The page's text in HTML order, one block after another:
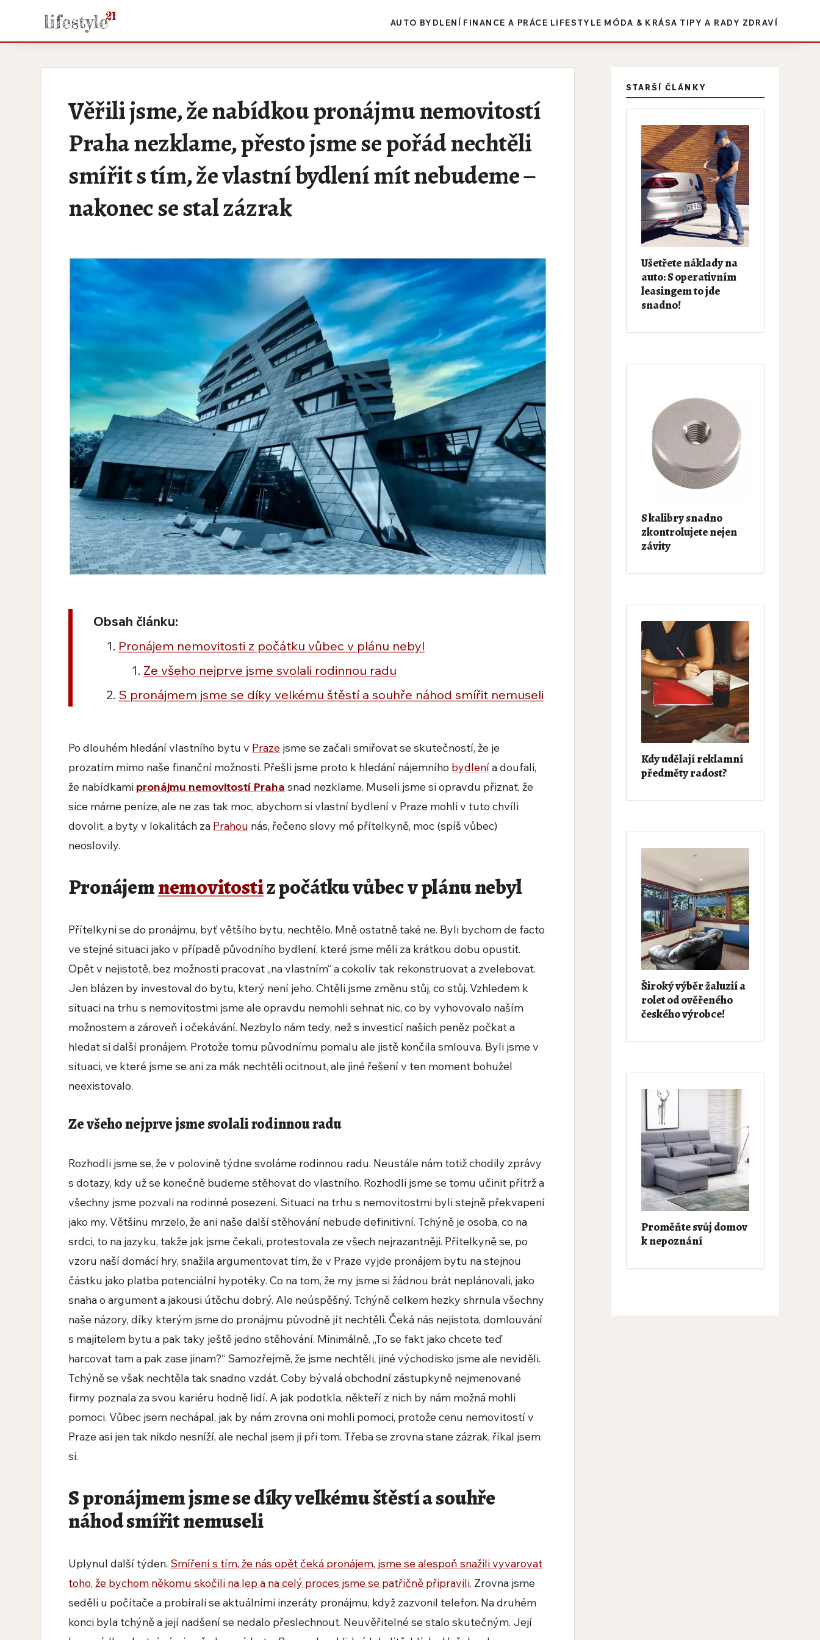
AUTO BYDLENÍ FINANCE A PRÁCE LIFESTYLE MÓDA & KRÁSA TIPY A RADY ZDRAVÍ
Věřili jsme, že nabídkou pronájmu nemovitostí
Praha nezklame, přesto jsme se pořád nechtěli
smířit s tím, že vlastní bydlení mít nebudeme –
nakonec se stal zázrak
Obsah článku:
Pronájem nemovitosti z počátku vůbec v plánu nebyl
Ze všeho nejprve jsme svolali rodinnou radu
S pronájmem jsme se díky velkému štěstí a souhře náhod smířit nemuseli
Po dlouhém hledání vlastního bytu v Praze jsme se začali smiřovat se skutečností, že je
prozatím mimo naše finanční možnosti. Přešli jsme proto k hledání nájemního bydlenía doufali,
že nabídkami pronájmu nemovitostí Praha snad nezklame. Museli jsme si opravdu přiznat, že
sice máme peníze, ale ne zas tak moc, abychom si vlastní bydlení v Praze mohli v tuto chvíli
dovolit, a byty v lokalitách za Prahou nás, řečeno slovy mé přítelkyně, moc (spíš vůbec)
neoslovily.
Pronájemnemovitostiz počátku vůbec v plánu nebyl
Přítelkyni se do pronájmu, byť většího bytu, nechtělo. Mně ostatně také ne. Byli bychom de facto
ve stejné situaci jako v případě původního bydlení, které jsme měli za krátkou dobu opustit.
Opět v nejistotě, bez možnosti pracovat „na vlastním“ a cokoliv tak rekonstruovat a zvelebovat.
Jen blázen by investoval do bytu, který není jeho. Chtěli jsme změnu stůj, co stůj. Vzhledem k
situaci na trhu s nemovitostmi jsme ale opravdu nemohli sehnat nic, co by vyhovovalo naším
možnostem a zároveň i očekávání. Nezbylo nám tedy, než s investicí našich peněz počkat a
hledat si další pronájem. Protože tomu původnímu pomalu ale jistě končila smlouva. Byli jsme v
situaci, ve které jsme se ani za mák nechtěli ocitnout, ale jiné řešení v ten moment bohužel
neexistovalo.
Ze všeho nejprve jsme svolali rodinnou radu
Rozhodli jsme se, že v polovině týdne svoláme rodinnou radu. Neustále nám totiž chodily zprávy
s dotazy, kdy už se konečně budeme stěhovat do vlastního. Rozhodli jsme se tomu učinit přítrž a
všechny jsme pozvali na rodinné posezení. Situací na trhu s nemovitostmi byli stejně překvapení
jako my. Většinu mrzelo, že ani naše další stěhování nebude definitivní. Tchýně je osoba, co na
srdci, to na jazyku, takže jak jsme čekali, protestovala ze všech nejrazantněji. Přítelkyně se, po
vzoru naší domácí hry, snažila argumentovat tím, že v Praze vyjde pronájem bytu na stejnou
částku jako platba potenciální hypotéky. Co na tom, že my jsme si žádnou brát neplánovali, jako
snaha o argument a jakousi útěchu dobrý. Ale neúspěšný. Tchýně celkem hezky shrnula všechny
naše názory, díky kterým jsme do pronájmu původně jít nechtěli. Čeká nás nejistota, domlouvání
s majitelem bytu a pak taky ještě jedno stěhování. Minimálně. „To se fakt jako chcete teď
harcovat tam a pak zase jinam?“ Samozřejmě, že jsme nechtěli, jiné východisko jsme ale neviděli.
Tchýně se však nechtěla tak snadno vzdát. Coby bývalá obchodní zástupkyně nejmenované
firmy poznala za svou kariéru hodně lidí. A jak podotkla, někteří z nich by nám možná mohli
pomoci. Vůbec jsem nechápal, jak by nám zrovna oni mohli pomoci, protože cenu nemovitostí v
Praze asi jen tak nikdo nesníží, ale nechal jsem ji při tom. Třeba se zrovna stane zázrak, říkal jsem
si.
S pronájmem jsme se díky velkému štěstí a souhře
náhod smířit nemuseli
Uplynul další týden. Smíření s tím, že nás opět čeká pronájem, jsme se alespoň snažili vyvarovat
toho, že bychom někomu skočili na lep a na celý proces jsme se patřičně připravili. Zrovna jsme
seděli u počítače a probírali se aktuálními inzeráty pronájmu, když zazvonil telefon. Na druhém
konci byla tchýně a její nadšení se nedalo přeslechnout. Neuvěřitelné se stalo skutečným. Její
STARŠÍ ČLÁNKY
Ušetřete náklady na
auto: S operativním
leasingem to jde
snadno!
S kalibry snadno
zkontrolujete nejen
závity
Kdy udělají reklamní
předměty radost?
Široký výběr žaluzií a
rolet od ověřeného
českého výrobce!
Proměňte svůj domov
k nepoznání